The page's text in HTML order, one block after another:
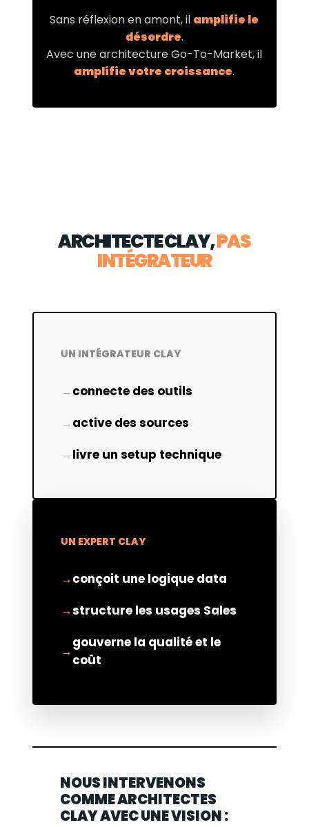
Sans réflexion en amont, il amplifie le
désordre.
Avec une architecture Go-To-Market, il
amplifie votre croissance.
ARCHITECTE CLAY,PAS
INTÉGRATEUR
UN INTÉGRATEUR CLAY
connecte des outils
active des sources
livre un setup technique
UN EXPERT CLAY
conçoit une logique data
structure les usages Sales
gouverne la qualité et le
coût
NOUS INTERVENONS
COMME ARCHITECTES
CLAY AVEC UNE VISION :